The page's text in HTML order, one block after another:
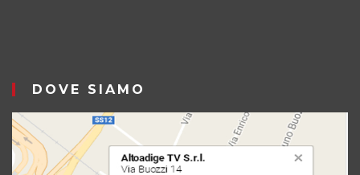
DOVE SIAMO